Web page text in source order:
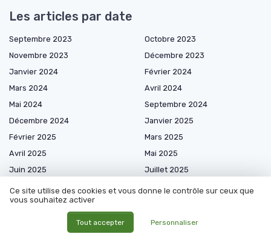
Les articles par date
Septembre 2023
Octobre 2023
Novembre 2023
Décembre 2023
Janvier 2024
Février 2024
Mars 2024
Avril 2024
Mai 2024
Septembre 2024
Décembre 2024
Janvier 2025
Février 2025
Mars 2025
Avril 2025
Mai 2025
Juin 2025
Juillet 2025
Août 2025
Septembre 2025
Octobre 2025
Janvier 2026
Ce site utilise des cookies et vous donne le contrôle sur ceux que
vous souhaitez activer
Tout accepter Personnaliser